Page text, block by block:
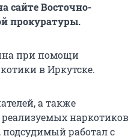
сайте Восточно-
прокуратуры.
при помощи
в Иркутске.
а также
наркотиков
подсудимый работал с